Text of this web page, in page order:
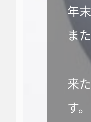
年
ま
来
す。